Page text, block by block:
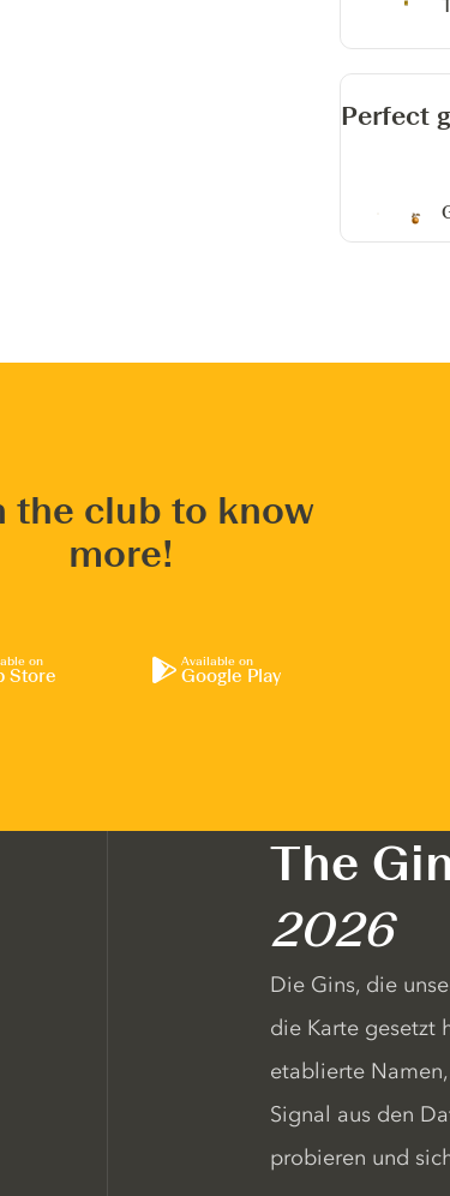
Perfect
the club to know
more!
on
Store
Available on
Google Play
The
2026
Die Gins, die
die Karte gesetzt
etablierte
Signal aus den
probieren und